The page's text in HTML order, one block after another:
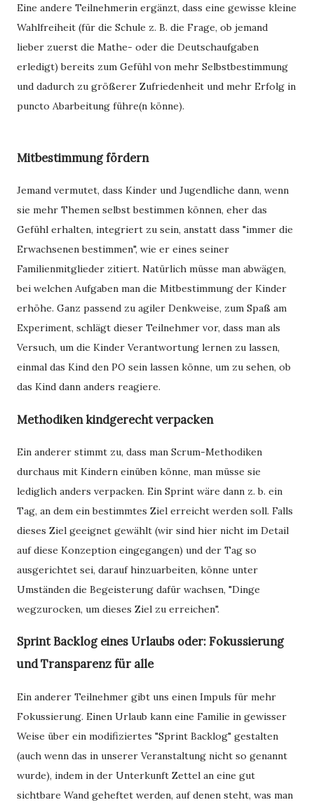
Eine andere Teilnehmerin ergänzt, dass eine gewisse kleine
Wahlfreiheit (für die Schule z. B. die Frage, ob jemand
lieber zuerst die Mathe- oder die Deutschaufgaben
erledigt) bereits zum Gefühl von mehr Selbstbestimmung
und dadurch zu größerer Zufriedenheit und mehr Erfolg in
puncto Abarbeitung führe(n könne).
Mitbestimmung fördern
Jemand vermutet, dass Kinder und Jugendliche dann, wenn
sie mehr Themen selbst bestimmen können, eher das
Gefühl erhalten, integriert zu sein, anstatt dass "immer die
Erwachsenen bestimmen", wie er eines seiner
Familienmitglieder zitiert. Natürlich müsse man abwägen,
bei welchen Aufgaben man die Mitbestimmung der Kinder
erhöhe. Ganz passend zu agiler Denkweise, zum Spaß am
Experiment, schlägt dieser Teilnehmer vor, dass man als
Versuch, um die Kinder Verantwortung lernen zu lassen,
einmal das Kind den PO sein lassen könne, um zu sehen, ob
das Kind dann anders reagiere.
Methodiken kindgerecht verpacken
Ein anderer stimmt zu, dass man Scrum-Methodiken
durchaus mit Kindern einüben könne, man müsse sie
lediglich anders verpacken. Ein Sprint wäre dann z. b. ein
Tag, an dem ein bestimmtes Ziel erreicht werden soll. Falls
dieses Ziel geeignet gewählt (wir sind hier nicht im Detail
auf diese Konzeption eingegangen) und der Tag so
ausgerichtet sei, darauf hinzuarbeiten, könne unter
Umständen die Begeisterung dafür wachsen, "Dinge
wegzurocken, um dieses Ziel zu erreichen".
Sprint Backlog eines Urlaubs oder: Fokussierung
und Transparenz für alle
Ein anderer Teilnehmer gibt uns einen Impuls für mehr
Fokussierung. Einen Urlaub kann eine Familie in gewisser
Weise über ein modifiziertes "Sprint Backlog" gestalten
(auch wenn das in unserer Veranstaltung nicht so genannt
wurde), indem in der Unterkunft Zettel an eine gut
sichtbare Wand geheftet werden, auf denen steht, was man